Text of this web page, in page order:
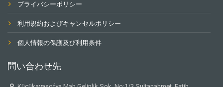
プライバシーポリシー
利用規約およびキャンセルポリシー
個人情報の保護及び利用条件
問い合わせ先